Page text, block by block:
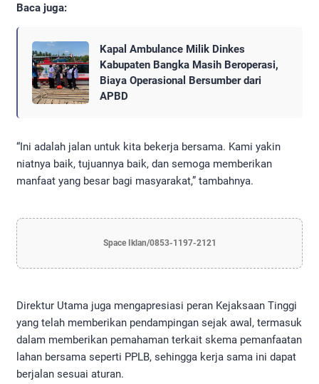
Baca juga:
Kapal Ambulance Milik Dinkes
Kabupaten Bangka Masih Beroperasi,
Biaya Operasional Bersumber dari
APBD
“Ini adalah jalan untuk kita bekerja bersama. Kami yakin
niatnya baik, tujuannya baik, dan semoga memberikan
manfaat yang besar bagi masyarakat,” tambahnya.
Space Iklan/0853-1197-2121
Direktur Utama juga mengapresiasi peran Kejaksaan Tinggi
yang telah memberikan pendampingan sejak awal, termasuk
dalam memberikan pemahaman terkait skema pemanfaatan
lahan bersama seperti PPLB, sehingga kerja sama ini dapat
berjalan sesuai aturan.